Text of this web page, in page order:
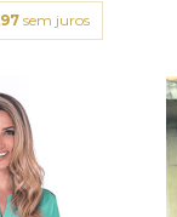
sem juros